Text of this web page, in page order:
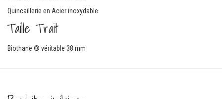
Quincaillerie en Acier inoxydable
Taille Trait
Biothane ® véritable 38 mm